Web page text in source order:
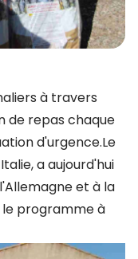
à travers
de repas chaque
d'urgence.Le
a aujourd'hui
et à la
le programme à